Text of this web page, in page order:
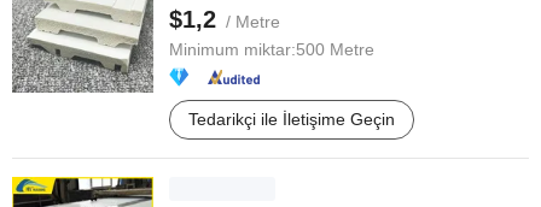
$1,2 / Metre
Minimum miktar:500 Metre
Tedarikçi ile İletişime Geçin